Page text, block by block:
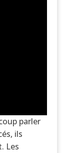
parler
ils
Les